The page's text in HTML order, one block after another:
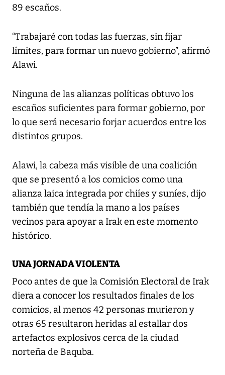
89 escaños.
“Trabajaré con todas las fuerzas, sin fijar
límites, para formar un nuevo gobierno”, afirmó
Alawi.
Ninguna de las alianzas políticas obtuvo los
escaños suficientes para formar gobierno, por
lo que será necesario forjar acuerdos entre los
distintos grupos.
Alawi, la cabeza más visible de una coalición
que se presentó a los comicios como una
alianza laica integrada por chiíes y suníes, dijo
también que tendía la mano a los países
vecinos para apoyar a Irak en este momento
histórico.
UNA JORNADA VIOLENTA
Poco antes de que la Comisión Electoral de Irak
diera a conocer los resultados finales de los
comicios, al menos 42 personas murieron y
otras 65 resultaron heridas al estallar dos
artefactos explosivos cerca de la ciudad
norteña de Baquba.